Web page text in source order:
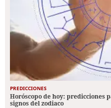
PREDICCIONES
Horóscopo de hoy: predicciones
signos del zodiaco